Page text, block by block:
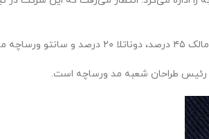
و رئیس طراحان شعبه مد ورساچه است.